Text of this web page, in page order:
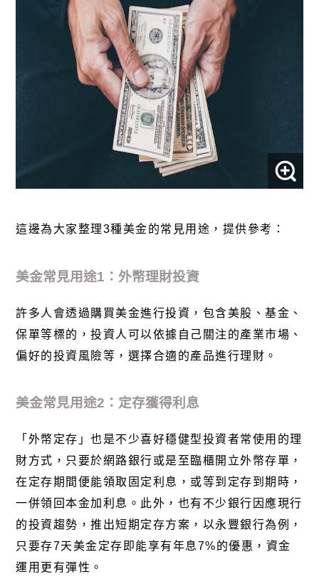
這邊為大家整理3種美金的常見用途，提供參考：
美金常見用途1：外幣理財投資
許多人會透過購買美金進行投資，包含美股、基金、
保單等標的，投資人可以依據自己關注的產業市場、
偏好的投資風險等，選擇合適的產品進行理財。
美金常見用途2：定存獲得利息
「外幣定存」也是不少喜好穩健型投資者常使用的理
財方式，只要於網路銀行或是至臨櫃開立外幣存單，
在定存期間便能領取固定利息，或等到定存到期時，
一併領回本金加利息。此外，也有不少銀行因應現行
的投資趨勢，推出短期定存方案，以永豐銀行為例，
只要存7天美金定存即能享有年息7%的優惠，資金
運用更有彈性。